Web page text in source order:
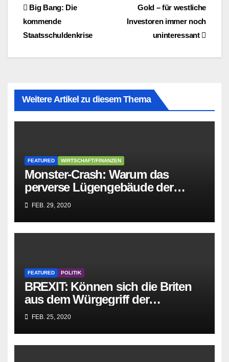
BeitragsnavigationGold – für westliche
Investoren immer noch
uninteressant
Big Bang: Die
kommende
Staatsschuldenkrise
Weitere Artikel zu diesem Thema
FEATURED WIRTSCHAFT/FINANZEN
Monster-Crash: Warum das
perverse Lügengebäude der
Sozialisten in sich
zusammenbricht!
FEB. 29, 2020
FEATURED POLITIK
BREXIT: Können sich die Briten
aus dem Würgegriff der
parasitären EU-Mafia befreien?
FEB. 25, 2020